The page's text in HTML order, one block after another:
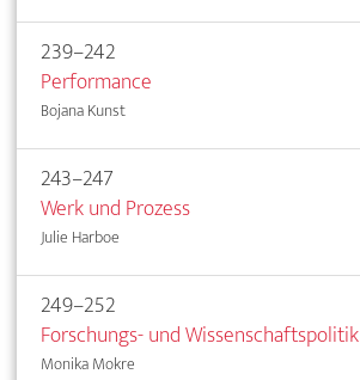
239–242
Performance
Bojana Kunst
243–247
Werk und Prozess
Julie Harboe
249–252
Forschungs- und Wissenschaftspolitik
Monika Mokre